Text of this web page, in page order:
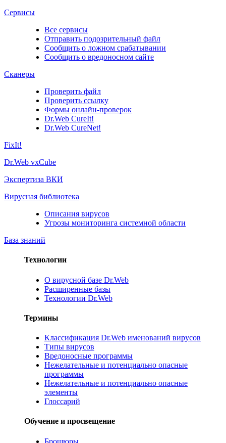
Сервисы
Все сервисы
Отправить подозрительный файл
Сообщить о ложном срабатывании
Сообщить о вредоносном сайте
Сканеры
Проверить файл
Проверить ссылку
Формы онлайн-проверок
Dr.Web CureIt!
Dr.Web CureNet!
FixIt!
Dr.Web vxCube
Экспертиза ВКИ
Вирусная библиотека
Описания вирусов
Угрозы мониторинга системной области
База знаний
Технологии
О вирусной базе Dr.Web
Расширенные базы
Технологии Dr.Web
Термины
Классификация Dr.Web именований вирусов
Типы вирусов
Вредоносные программы
Нежелательные и потенциально опасные
программы
Нежелательные и потенциально опасные
элементы
Глоссарий
Обучение и просвещение
Брошюры